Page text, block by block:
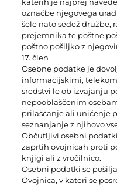
označbe njegovega
šele nato sedež družbe,
prejemnika te poštne
poštno pošiljko z
17. člen
Osebne podatke je
informacijskimi,
sredstvi le ob izvajanju
nepooblaščenim
prilaščanje ali uničenje
seznanjanje z njihovo
Občutljivi osebni
zaprtih ovojnicah proti
knjigi ali z vročilnico.
Osebni podatki se
Ovojnica, v kateri se